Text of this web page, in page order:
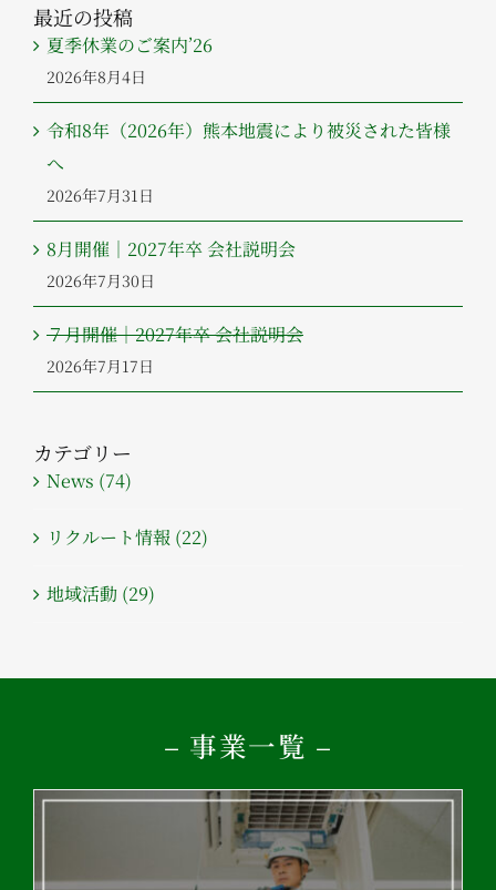
最近の投稿
夏季休業のご案内’26
2026年8月4日
令和8年（2026年）熊本地震により被災された皆様
へ
2026年7月31日
8月開催｜2027年卒 会社説明会
2026年7月30日
７月開催｜2027年卒 会社説明会
2026年7月17日
カテゴリー
News (74)
リクルート情報 (22)
地域活動 (29)
– 事業一覧 –